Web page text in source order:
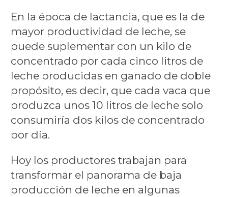
En la época de lactancia, que es la de
mayor productividad de leche, se
puede suplementar con un kilo de
concentrado por cada cinco litros de
leche producidas en ganado de doble
propósito, es decir, que cada vaca que
produzca unos 10 litros de leche solo
consumiría dos kilos de concentrado
por día.
Hoy los productores trabajan para
transformar el panorama de baja
producción de leche en algunas